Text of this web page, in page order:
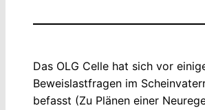
Das OLG Celle hat sich vor
Beweislastfragen im
befasst (Zu Plänen einer